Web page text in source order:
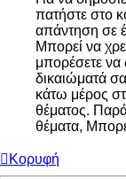
πατήστε στο
απάντηση σε
Μπορεί να
μπορέσετε να
δικαιώματά
κάτω μέρος
θέματος.
θέματα,
Κορυφή